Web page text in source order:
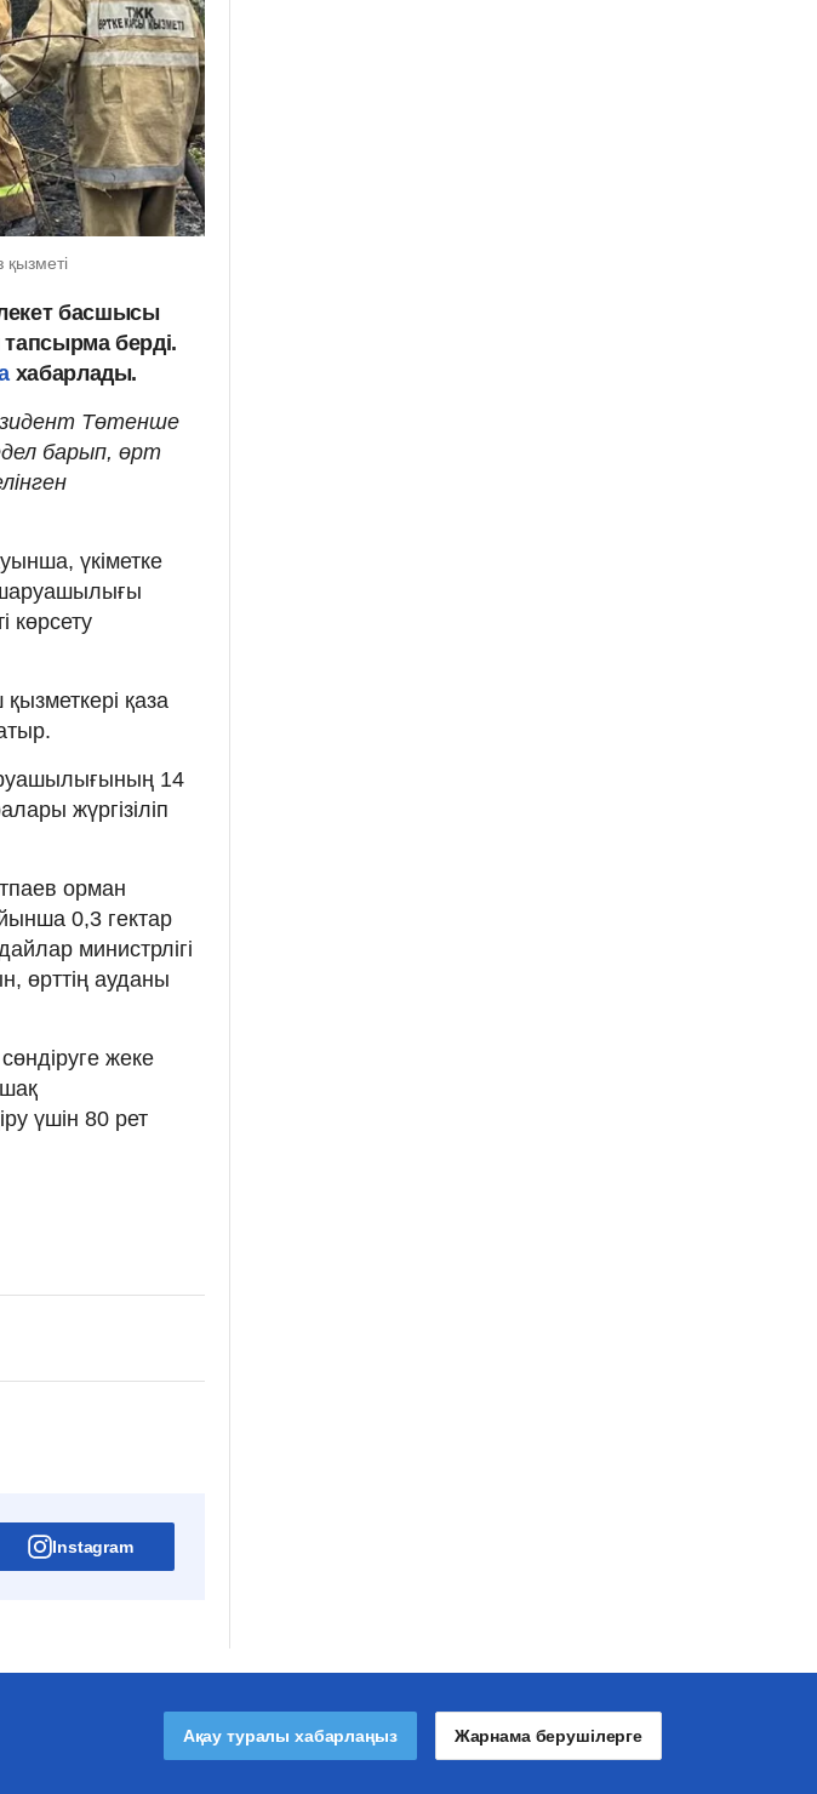
басшысы
берді.
хабарлады.
Төтенше
барып, өрт
үкіметке
шаруашылығы
көрсету
қаза
14
жүргізіліп
орман
0,3 гектар
министрлігі
өрттің ауданы
жеке
үшін 80 рет
Instagram
Ақау туралы хабарлаңыз Жарнама берушілерге